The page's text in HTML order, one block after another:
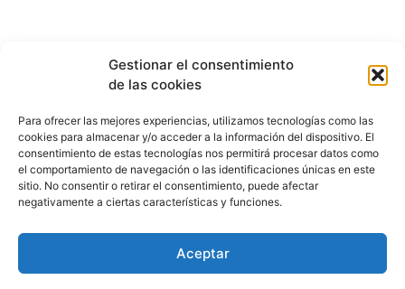
Gestionar el consentimiento
de las cookies
Para ofrecer las mejores experiencias, utilizamos tecnologías como las
cookies para almacenar y/o acceder a la información del dispositivo. El
consentimiento de estas tecnologías nos permitirá procesar datos como
el comportamiento de navegación o las identificaciones únicas en este
sitio. No consentir o retirar el consentimiento, puede afectar
negativamente a ciertas características y funciones.
Aceptar